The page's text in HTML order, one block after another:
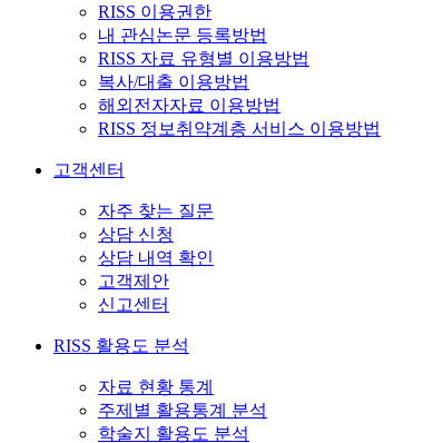
RISS 이용권한
내 관심논문 등록방법
RISS 자료 유형별 이용방법
복사/대출 이용방법
해외전자자료 이용방법
RISS 정보취약계층 서비스 이용방법
고객센터
자주 찾는 질문
상담 신청
상담 내역 확인
고객제안
신고센터
RISS 활용도 분석
자료 현황 통계
주제별 활용통계 분석
학술지 활용도 분석